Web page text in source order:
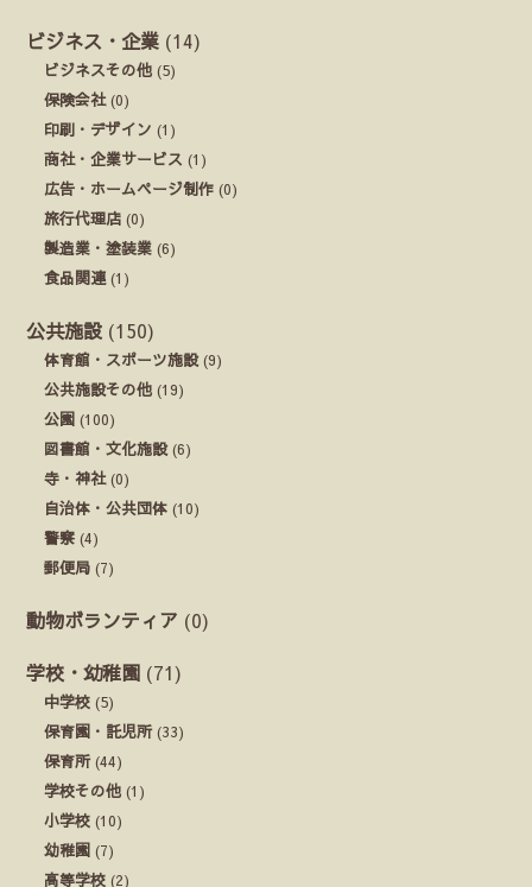
ビジネス・企業 (14)
ビジネスその他 (5)
保険会社(0)
印刷・デザイン (1)
商社・企業サービス (1)
広告・ホームページ制作 (0)
旅行代理店 (0)
製造業・塗装業 (6)
食品関連(1)
公共施設 (150)
体育館・スポーツ施設(9)
公共施設その他 (19)
公園 (100)
図書館・文化施設(6)
寺・神社(0)
自治体・公共団体 (10)
警察 (4)
郵便局 (7)
動物ボランティア (0)
学校・幼稚園 (71)
中学校 (5)
保育園・託児所(33)
保育所(44)
学校その他 (1)
小学校 (10)
幼稚園 (7)
高等学校 (2)